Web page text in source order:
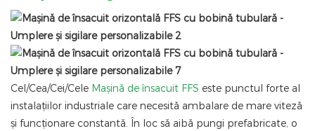
Cel/Cea/Cei/Cele Mașină de însacuit FFS este punctul forte al
instalațiilor industriale care necesită ambalare de mare viteză
și funcționare constantă. În loc să aibă pungi prefabricate, o